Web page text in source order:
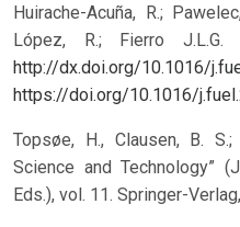
Huirache-Acuña, R.;
López, R.; Fierro
http://dx.doi.org/10.1016/
https://doi.org/10.1016/
Topsøe, H., Clausen, B.
Science and Technology”
Eds.), vol. 11. Springer-